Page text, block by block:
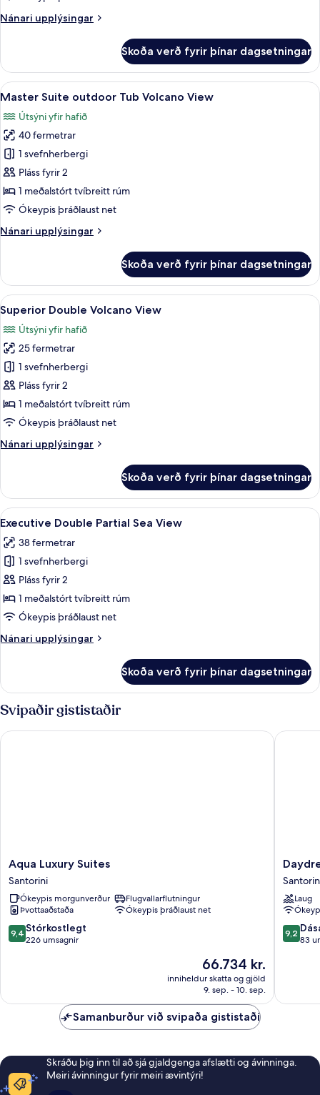
Volcano
View
Nánari upplýsingar
Nánari
Suite
outdoor
Tub
View
Skoða verð fyrir þínar dagsetningar
Skoða
allar
myndir
fyrir
Master
Suite
outdoor
Tub
Volcano
View
Master Suite outdoor Tub Volcano
13
Master Suite outdoor Tub Volcano View
Útsýni yfir hafið
40 fermetrar
1 svefnherbergi
Pláss fyrir 2
1 meðalstórt tvíbreitt rúm
Ókeypis þráðlaust net
Nánari upplýsingar
Nánari
Suite
outdoor
Tub
Volcano
View
Skoða verð fyrir þínar dagsetningar
Skoða
allar
myndir
fyrir
Superior
Double
Volcano
View
Superior Double Volcano View |
8
Superior Double Volcano View
Útsýni yfir hafið
25 fermetrar
1 svefnherbergi
Pláss fyrir 2
1 meðalstórt tvíbreitt rúm
Ókeypis þráðlaust net
Nánari upplýsingar
Nánari
Double
Volcano
View
Skoða verð fyrir þínar dagsetningar
Skoða
allar
myndir
fyrir
Executive
Double
Partial
View
Executive Double Partial Sea View |
10
Executive Double Partial Sea View
38 fermetrar
1 svefnherbergi
Pláss fyrir 2
1 meðalstórt tvíbreitt rúm
Ókeypis þráðlaust net
Nánari upplýsingar
Nánari
Double
Sea
Skoða verð fyrir þínar dagsetningar
Svipaðir gististaðir
Aqua
Luxury
Suites
Santorini
Aqua Luxury Suites
Santorini
Ókeypis morgunverður
Flugvallarflutningur
Þvottaaðstaða
Ókeypis þráðlaust net
9.4
af
9,4 Stórkostlegt
226 umsagnir
Verðið
er
66.734 kr.
66.734 kr.
inniheldur skatta og gjöld
9. sep. - 10. sep.
Aqua Luxury Suites
Luxury
Suites
Laug
9.2
af
9,2
83
Samanburður við svipaða gististaði
Skráðu þig inn til að sjá gjaldgenga afslætti og ávinninga.
Meiri ávinningur fyrir meiri ævintýri!